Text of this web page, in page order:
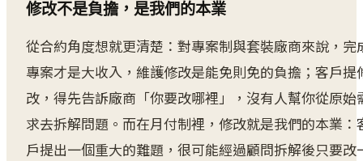
修改不是負擔，是我們的本業
從合約角度想就更清楚：對專案制與套裝廠商來說，完
專案才是大收入，維護修改是能免則免的負擔；客戶提
改，得先告訴廠商「你要改哪裡」，沒有人幫你從原始
求去拆解問題。而在月付制裡，修改就是我們的本業：
戶提出一個重大的難題，很可能經過顧問拆解後只要改